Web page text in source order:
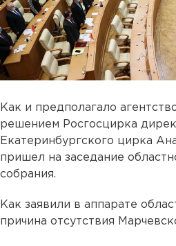
Как и предполагало
решением Росгосцирка
Екатеринбургского цирка
пришел на заседание
собрания.
Как заявили в аппарате
причина отсутствия